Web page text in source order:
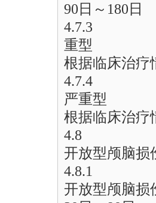
90日～180日
4.7.3
重型
根据临床治疗
4.7.4
严重型
根据临床治疗
4.8
开放型颅脑损
4.8.1
开放型颅脑损